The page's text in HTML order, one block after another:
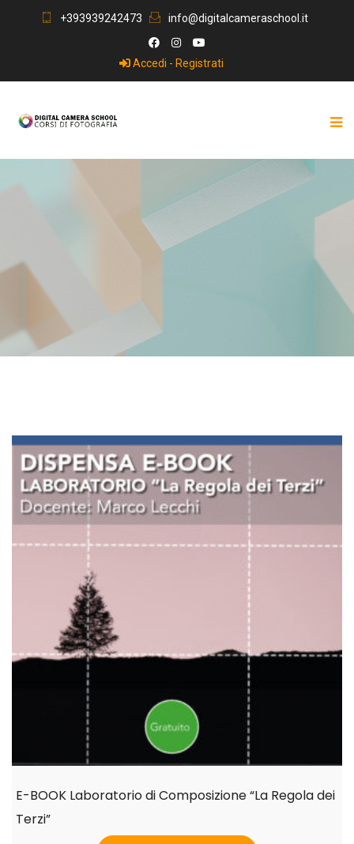
+393939242473 info@digitalcameraschool.it
Accedi - Registrati
E-BOOK Laboratorio di Composizione “La Regola dei
Terzi”